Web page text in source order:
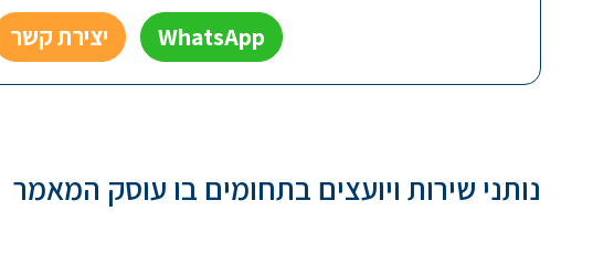
WhatsApp יצירת קשר
נותני שירות ויועצים בתחומים בו עוסק המאמר